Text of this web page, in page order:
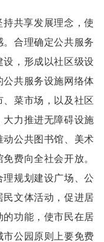
持共享发展理念，使
。合理确定公共服务
，形成以社区级设
共服务设施网络体
菜市场，以及社区
大力推进无障碍设施
公共图书馆、美术
费向全社会开放。
规划建设广场、公
民文体活动，促进居
的功能，使市民在居
公园原则上要免费